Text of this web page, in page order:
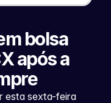
bolsa
após a
esta sexta-feira